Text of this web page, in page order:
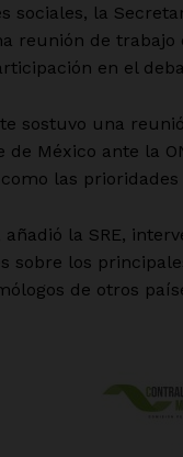
sociales, la
reunión de trabajo
en el
sostuvo una
de México ante la
las prioridades
añadió la SRE,
sobre los
de otros